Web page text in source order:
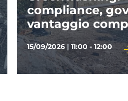
APPUNTAMENTI PARTNER
Visitate il Garda
29/09/2026 14:30 - 17:00
TERMINE D'ISCRIZIONE 28/09/2026